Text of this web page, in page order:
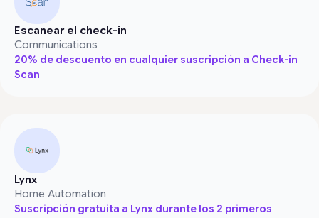
Escanear el check-in
Communications
20% de descuento en cualquier suscripción a Check-in
Scan
Lynx
Home Automation
Suscripción gratuita a Lynx durante los 2 primeros